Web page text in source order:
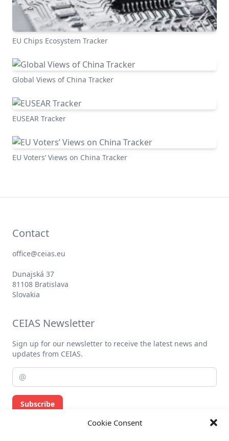
Cookie Consent
EU Chips Ecosystem Tracker
Global Views of China Tracker
EUSEAR Tracker
EU Voters’ Views on China Tracker
Contact
office@ceias.eu
Dunajská 37
81108 Bratislava
Slovakia
CEIAS Newsletter
Sign up for our newsletter to receive the latest news and
updates from CEIAS.
Subscribe